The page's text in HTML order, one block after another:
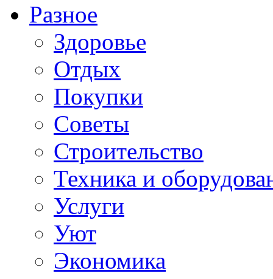
Разное
Здоровье
Отдых
Покупки
Советы
Строительство
Техника и
Услуги
Уют
Экономика